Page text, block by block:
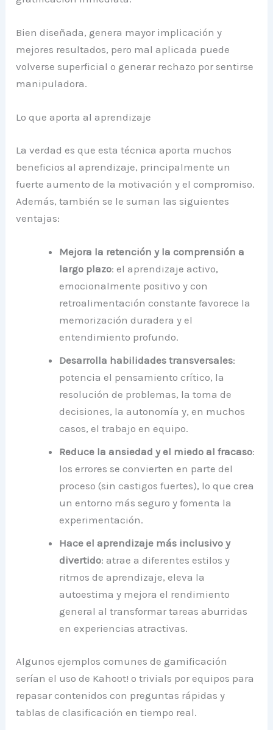
Bien diseñada, genera mayor implicación y
mejores resultados, pero mal aplicada puede
volverse superficial o generar rechazo por sentirse
manipuladora.
Lo que aporta al aprendizaje
La verdad es que esta técnica aporta muchos
beneficios al aprendizaje, principalmente un
fuerte aumento de la motivación y el compromiso.
Además, también se le suman las siguientes
ventajas:
Mejora la retención y la comprensión a
largo plazo: el aprendizaje activo,
emocionalmente positivo y con
retroalimentación constante favorece la
memorización duradera y el
entendimiento profundo.
Desarrolla habilidades transversales:
potencia el pensamiento crítico, la
resolución de problemas, la toma de
decisiones, la autonomía y, en muchos
casos, el trabajo en equipo.
Reduce la ansiedad y el miedo al fracaso:
los errores se convierten en parte del
proceso (sin castigos fuertes), lo que crea
un entorno más seguro y fomenta la
experimentación.
Hace el aprendizaje más inclusivo y
divertido: atrae a diferentes estilos y
ritmos de aprendizaje, eleva la
autoestima y mejora el rendimiento
general al transformar tareas aburridas
en experiencias atractivas.
Algunos ejemplos comunes de gamificación
serían el uso de Kahoot! o trivials por equipos para
repasar contenidos con preguntas rápidas y
tablas de clasificación en tiempo real.